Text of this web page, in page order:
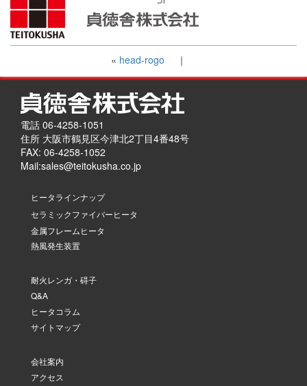
« head-rogo ｜
電話 06-4258-1051
住所 大阪市鶴見区今津北2丁目4番48号
FAX: 06-4258-1052
Mail:sales@teitokusha.co.jp
ヒータラインナップ
セラミックファイバーヒータ
金属フレームヒータ
熱風発生装置
耐火レンガ・碍子
Q&A
ヒータコラム
サイトマップ
会社案内
アクセス